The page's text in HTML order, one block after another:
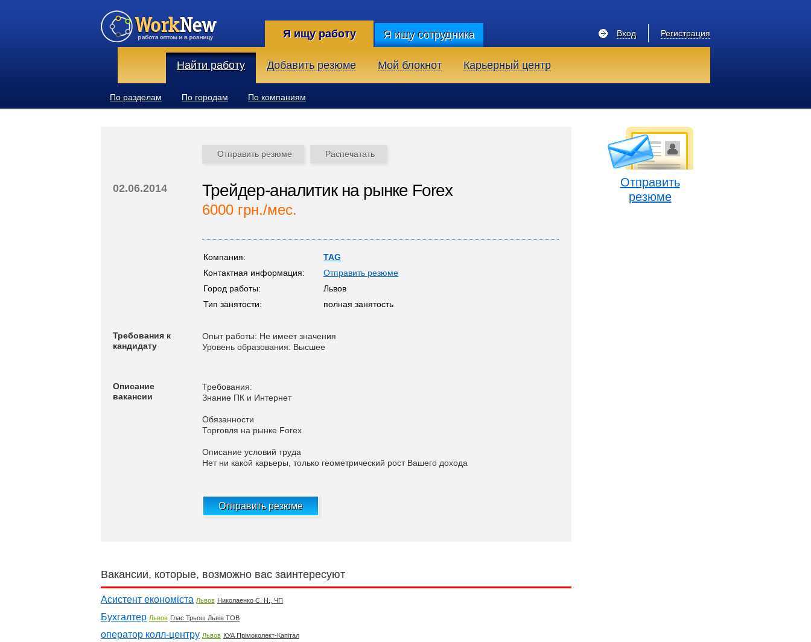
Я ищу работу Я ищу сотрудника Регистрация
Вход
Найти работу Добавить резюме Мой блокнот Карьерный центр
По разделам По городам По компаниям
Отправить резюме Распечатать
02.06.2014 Трейдер-аналитик на рынке Forex
6000 грн./мес.
Компания:
TAG
Контактная информация:
Отправить резюме
Город работы:
Львов
Тип занятости:
полная занятость
Требования к
кандидату
Опыт работы: Не имеет значения
Уровень образования: Высшее
Описание
вакансии
Требования:
Знание ПК и Интернет
Обязанности
Торговля на рынке Forex
Описание условий труда
Нет ни какой карьеры, только геометрический рост Вашего дохода
Отправить резюме
Вакансии, которые, возможно вас заинтересуют
Асистент економіста Львов Николаенко С. Н., ЧП
Бухгалтер Львов Глас Трьош Львів ТОВ
оператор колл-центру Львов КУА Прімоколект-Капітал
Отправить
резюме